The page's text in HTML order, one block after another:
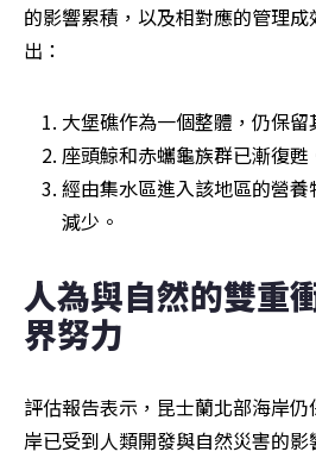
的影響累積，以及相對應的管理
出：
大堡礁作為一個整體，仍保留
座頭鯨和赤蠵龜族群已漸復甦
經由集水區進入該地區的營
減少。
人為與自然的雙重
界努力
評估報告表示，昆士蘭北部海岸
岸已受到人類開發與自然災害的